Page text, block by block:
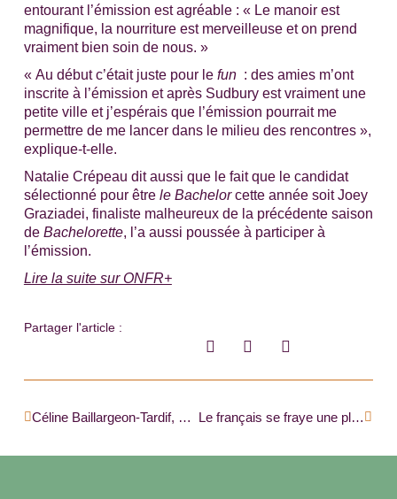
entourant l’émission est agréable : « Le manoir est
magnifique, la nourriture est merveilleuse et on prend
vraiment bien soin de nous. »
« Au début c’était juste pour le fun : des amies m’ont
inscrite à l’émission et après Sudbury est vraiment une
petite ville et j’espérais que l’émission pourrait me
permettre de me lancer dans le milieu des rencontres »,
explique-t-elle.
Natalie Crépeau dit aussi que le fait que le candidat
sélectionné pour être le Bachelorcette année soit Joey
Graziadei, finaliste malheureux de la précédente saison
de Bachelorette, l’a aussi poussée à participer à
l’émission.
Lire la suite sur ONFR+
Partager l'article :
Céline Baillargeon-Tardif, une architecte de la solution en Ontario |ONFR+|
Le français se fraye une place dans le recrutement des médecins au Manitoba |RADIO-CANADA|